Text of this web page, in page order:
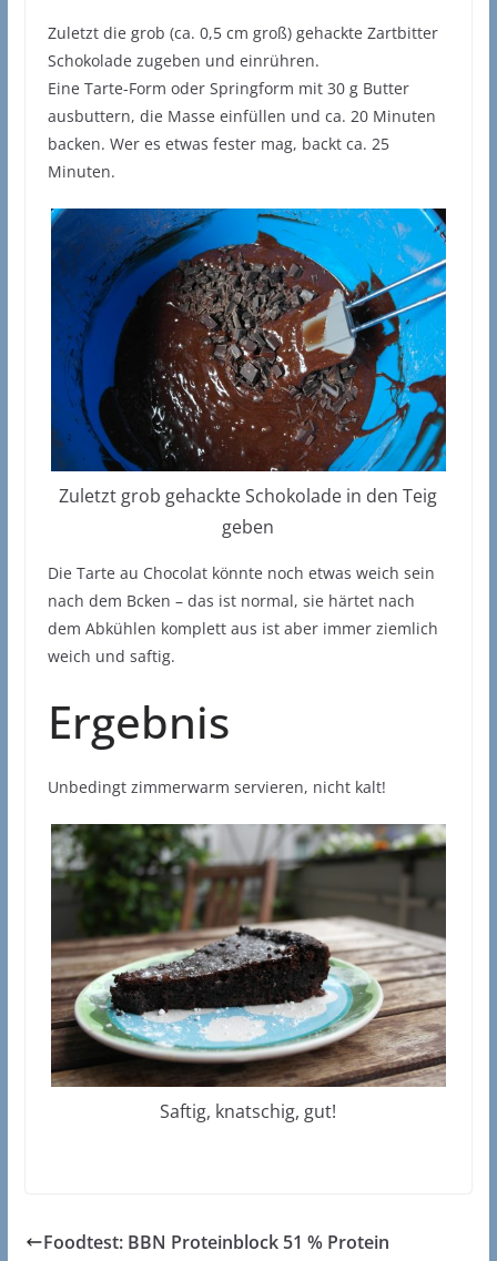
Zuletzt die grob (ca. 0,5 cm groß) gehackte Zartbitter
Schokolade zugeben und einrühren.
Eine Tarte-Form oder Springform mit 30 g Butter
ausbuttern, die Masse einfüllen und ca. 20 Minuten
backen. Wer es etwas fester mag, backt ca. 25
Minuten.
Zuletzt grob gehackte Schokolade in den Teig
geben
Die Tarte au Chocolat könnte noch etwas weich sein
nach dem Bcken – das ist normal, sie härtet nach
dem Abkühlen komplett aus ist aber immer ziemlich
weich und saftig.
Ergebnis
Unbedingt zimmerwarm servieren, nicht kalt!
Saftig, knatschig, gut!
Foodtest: BBN Proteinblock 51 % Protein